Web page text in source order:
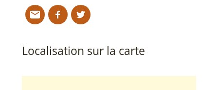
Localisation sur la carte